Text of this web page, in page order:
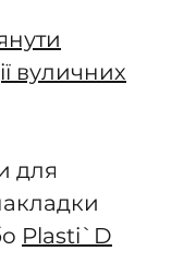
вуличних
для
Plasti`D